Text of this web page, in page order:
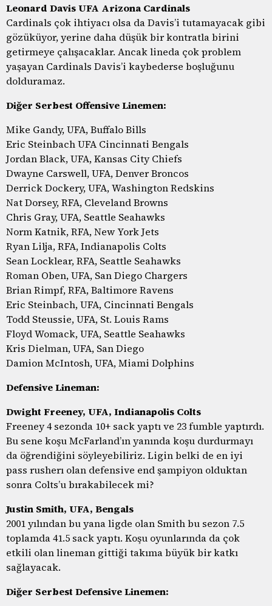
Leonard Davis UFA Arizona Cardinals
Cardinals çok ihtiyacı olsa da Davis’i tutamayacak gibi
gözüküyor, yerine daha düşük bir kontratla birini
getirmeye çalışacaklar. Ancak lineda çok problem
yaşayan Cardinals Davis’i kaybederse boşluğunu
dolduramaz.
Diğer Serbest Offensive Linemen:
Mike Gandy, UFA, Buffalo Bills
Eric Steinbach UFA Cincinnati Bengals
Jordan Black, UFA, Kansas City Chiefs
Dwayne Carswell, UFA, Denver Broncos
Derrick Dockery, UFA, Washington Redskins
Nat Dorsey, RFA, Cleveland Browns
Chris Gray, UFA, Seattle Seahawks
Norm Katnik, RFA, New York Jets
Ryan Lilja, RFA, Indianapolis Colts
Sean Locklear, RFA, Seattle Seahawks
Roman Oben, UFA, San Diego Chargers
Brian Rimpf, RFA, Baltimore Ravens
Eric Steinbach, UFA, Cincinnati Bengals
Todd Steussie, UFA, St. Louis Rams
Floyd Womack, UFA, Seattle Seahawks
Kris Dielman, UFA, San Diego
Damion McIntosh, UFA, Miami Dolphins
Defensive Lineman:
Dwight Freeney, UFA, Indianapolis Colts
Freeney 4 sezonda 10+ sack yaptı ve 23 fumble yaptırdı.
Bu sene koşu McFarland’ın yanında koşu durdurmayı
da öğrendiğini söyleyebiliriz. Ligin belki de en iyi
pass rusherı olan defensive end şampiyon olduktan
sonra Colts’u bırakabilecek mi?
Justin Smith, UFA, Bengals
2001 yılından bu yana ligde olan Smith bu sezon 7.5
toplamda 41.5 sack yaptı. Koşu oyunlarında da çok
etkili olan lineman gittiği takıma büyük bir katkı
sağlayacak.
Diğer Serbest Defensive Linemen: